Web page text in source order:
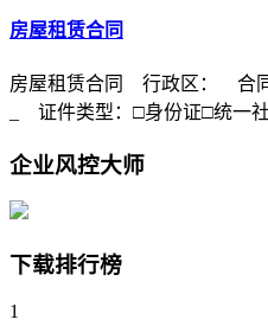
房屋租赁合同
房屋租赁合同 行政区： 合
_ 证件类型：□身份证□统
企业风控大师
下载排行榜
1